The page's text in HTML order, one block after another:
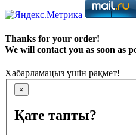
Thanks for your order!
We will contact you as soon as
Хабарламаңыз үшін рақмет!
×
Қате тапты?